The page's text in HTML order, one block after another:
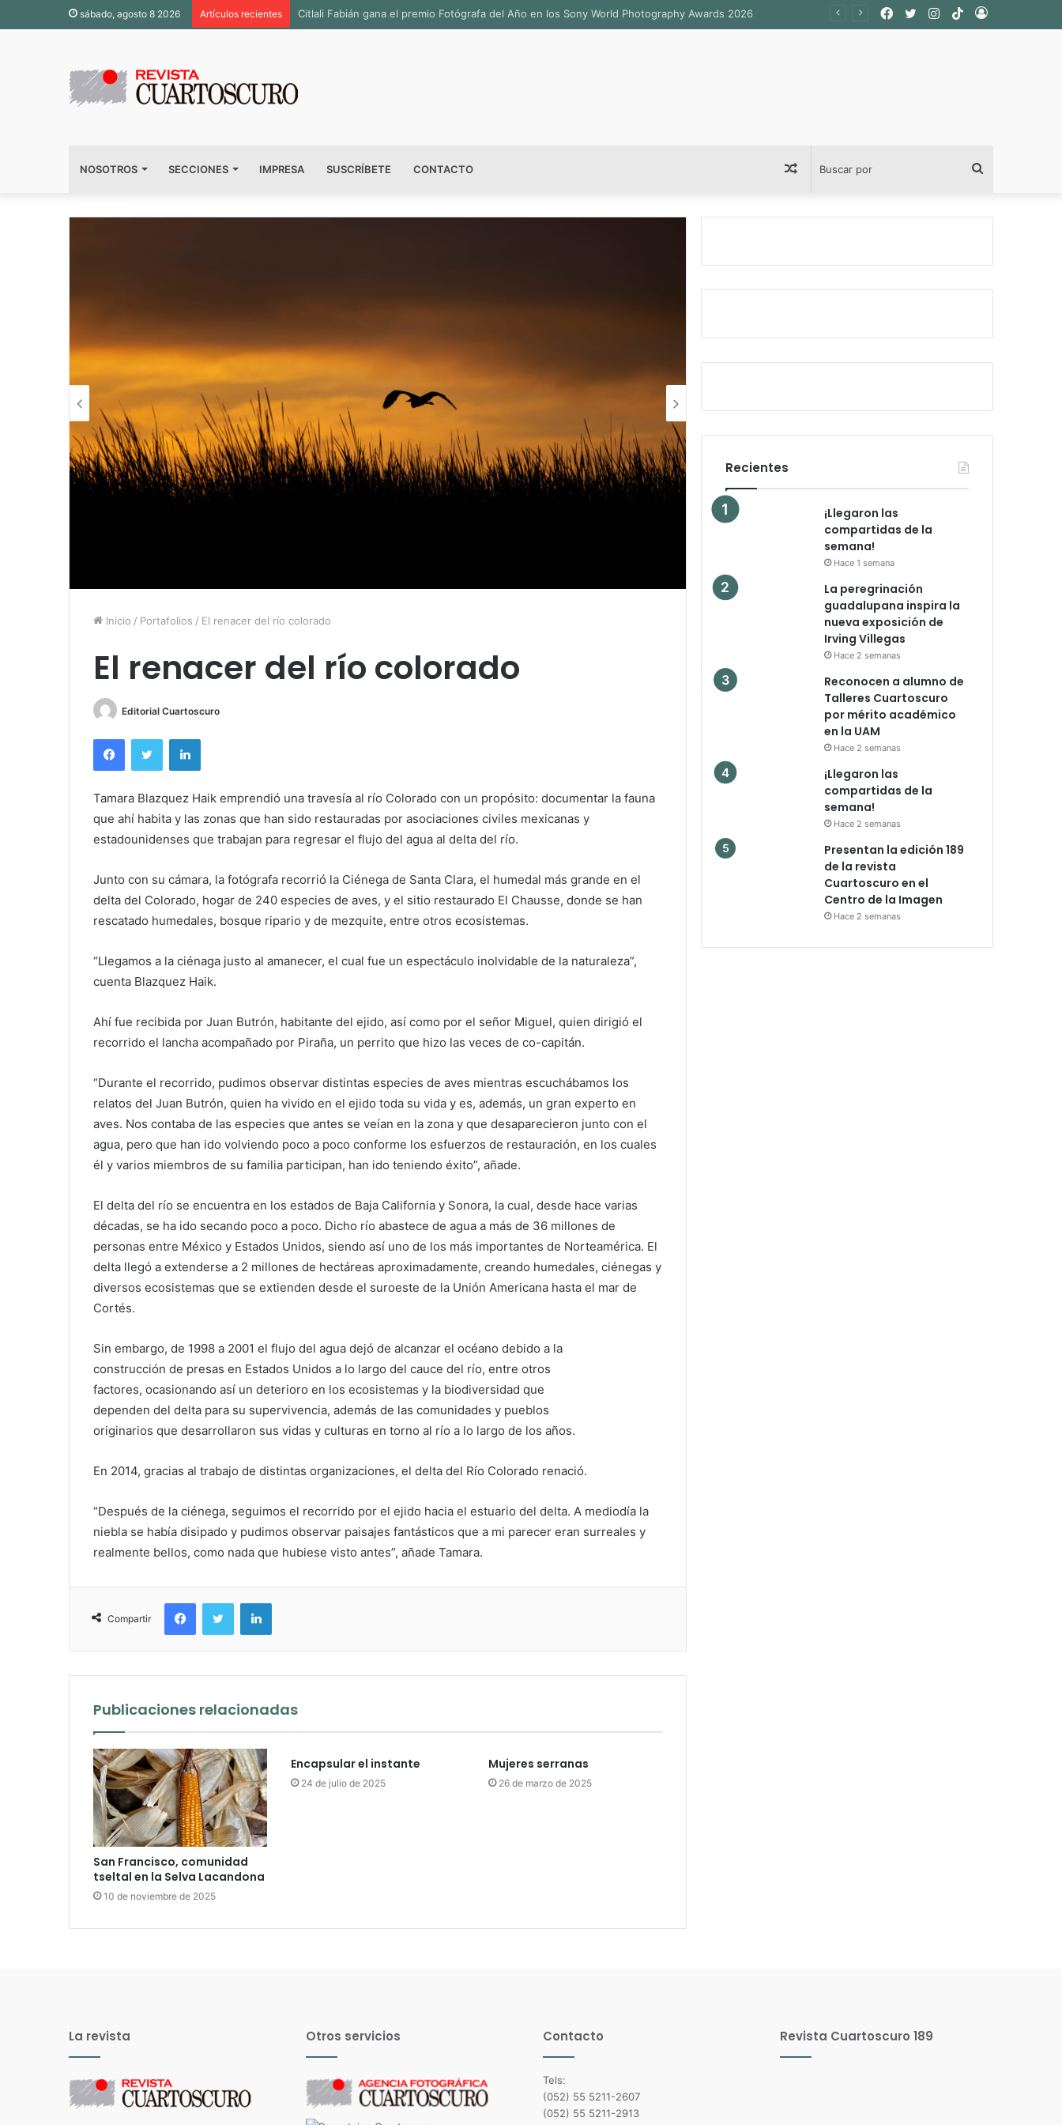
sábado, agosto 8 2026 Artículos recientes Inauguran sala permanente «Pedro Valtierra» en la Fototeca de Zacatecas Acceso
TikTok
Instagram
Twitter
Facebook
NOSOTROS SECCIONES IMPRESA SUSCRÍBETE CONTACTO
por
Publicación
al
azar
Inicio / Portafolios / El renacer del río colorado
El renacer del río colorado
Editorial Cuartoscuro
FacebookTwitter LinkedIn
Tamara Blazquez Haik emprendió una travesía al río Colorado con un propósito: documentar la fauna
que ahí habita y las zonas que han sido restauradas por asociaciones civiles mexicanas y
estadounidenses que trabajan para regresar el flujo del agua al delta del río.
Junto con su cámara, la fotógrafa recorrió la Ciénega de Santa Clara, el humedal más grande en el
delta del Colorado, hogar de 240 especies de aves, y el sitio restaurado El Chausse, donde se han
rescatado humedales, bosque ripario y de mezquite, entre otros ecosistemas.
“Llegamos a la ciénaga justo al amanecer, el cual fue un espectáculo inolvidable de la naturaleza”,
cuenta Blazquez Haik.
Ahí fue recibida por Juan Butrón, habitante del ejido, así como por el señor Miguel, quien dirigió el
recorrido el lancha acompañado por Piraña, un perrito que hizo las veces de co-capitán.
“Durante el recorrido, pudimos observar distintas especies de aves mientras escuchábamos los
relatos del Juan Butrón, quien ha vivido en el ejido toda su vida y es, además, un gran experto en
aves. Nos contaba de las especies que antes se veían en la zona y que desaparecieron junto con el
agua, pero que han ido volviendo poco a poco conforme los esfuerzos de restauración, en los cuales
él y varios miembros de su familia participan, han ido teniendo éxito”, añade.
El delta del río se encuentra en los estados de Baja California y Sonora, la cual, desde hace varias
décadas, se ha ido secando poco a poco. Dicho río abastece de agua a más de 36 millones de
personas entre México y Estados Unidos, siendo así uno de los más importantes de Norteamérica. El
delta llegó a extenderse a 2 millones de hectáreas aproximadamente, creando humedales, ciénegas y
diversos ecosistemas que se extienden desde el suroeste de la Unión Americana hasta el mar de
Cortés.
Sin embargo, de 1998 a 2001 el flujo del agua dejó de alcanzar el océano debido a la
construcción de presas en Estados Unidos a lo largo del cauce del río, entre otros
factores, ocasionando así un deterioro en los ecosistemas y la biodiversidad que
dependen del delta para su supervivencia, además de las comunidades y pueblos
originarios que desarrollaron sus vidas y culturas en torno al río a lo largo de los años.
En 2014, gracias al trabajo de distintas organizaciones, el delta del Río Colorado renació.
“Después de la ciénega, seguimos el recorrido por el ejido hacia el estuario del delta. A mediodía la
niebla se había disipado y pudimos observar paisajes fantásticos que a mi parecer eran surreales y
realmente bellos, como nada que hubiese visto antes”, añade Tamara.
Compartir
FacebookTwitter LinkedIn
Publicaciones relacionadas
San Francisco, comunidad
tseltal en la Selva Lacandona
10 de noviembre de 2025
Encapsular el instante
24 de julio de 2025
Mujeres serranas
26 de marzo de 2025
Recientes
¡Llegaron las
compartidas de la
semana!
Hace 1 semana
La peregrinación
guadalupana inspira la
nueva exposición de
Irving Villegas
Hace 2 semanas
Reconocen a alumno de
Talleres Cuartoscuro
por mérito académico
en la UAM
Hace 2 semanas
¡Llegaron las
compartidas de la
semana!
Hace 2 semanas
Presentan la edición 189
de la revista
Cuartoscuro en el
Centro de la Imagen
Hace 2 semanas
La revista Otros servicios Contacto
Tels:
(052) 55 5211-2607
(052) 55 5211-2913
Revista Cuartoscuro 189